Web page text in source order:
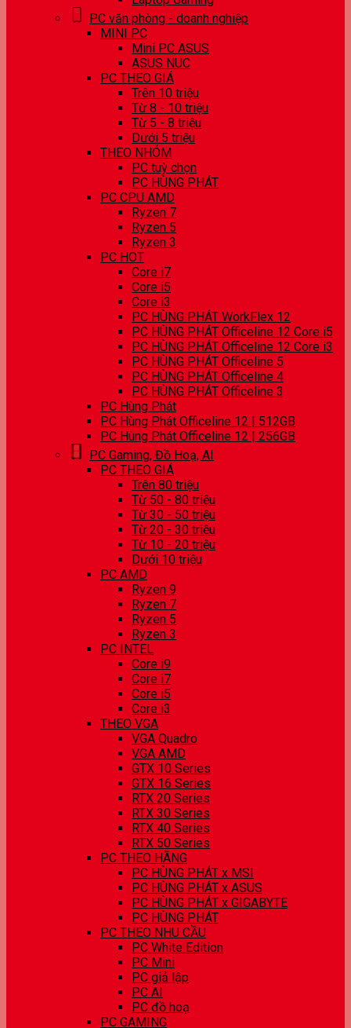
PC văn phòng - doanh nghiệp
MINI PC
Mini PC ASUS
ASUS NUC
PC THEO GIÁ
Trên 10 triệu
Từ 8 - 10 triệu
Từ 5 - 8 triệu
Dưới 5 triệu
THEO NHÓM
PC tuỳ chọn
PC HÙNG PHÁT
PC CPU AMD
Ryzen 7
Ryzen 5
Ryzen 3
PC HOT
Core i7
Core i5
Core i3
PC HÙNG PHÁT WorkFlex 12
PC HÙNG PHÁT Officeline 12 Core i5
PC HÙNG PHÁT Officeline 12 Core i3
PC HÙNG PHÁT Officeline 5
PC HÙNG PHÁT Officeline 4
PC HÙNG PHÁT Officeline 3
PC Hùng Phát
PC Hùng Phát Officeline 12 | 512GB
PC Hùng Phát Officeline 12 | 256GB
PC Gaming, Đồ Hoạ, AI
PC THEO GIÁ
Trên 80 triệu
Từ 50 - 80 triệu
Từ 30 - 50 triệu
Từ 20 - 30 triệu
Từ 10 - 20 triệu
Dưới 10 triệu
PC AMD
Ryzen 9
Ryzen 7
Ryzen 5
Ryzen 3
PC INTEL
Core i9
Core i7
Core i5
Core i3
THEO VGA
VGA Quadro
VGA AMD
GTX 10 Series
GTX 16 Series
RTX 20 Series
RTX 30 Series
RTX 40 Series
RTX 50 Series
PC THEO HÃNG
PC HÙNG PHÁT x MSI
PC HÙNG PHÁT x ASUS
PC HÙNG PHÁT x GIGABYTE
PC HÙNG PHÁT
PC THEO NHU CẦU
PC White Edition
PC Mini
PC giả lập
PC AI
PC đồ hoạ
PC GAMING